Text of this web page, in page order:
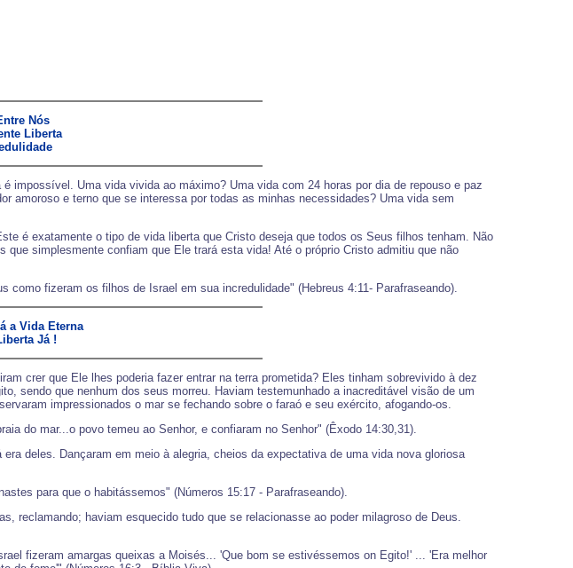
Nós
Liberta
impossível. Uma vida vivida ao máximo? Uma vida com 24 horas por dia de repouso e paz
amoroso e terno que se interessa por todas as minhas necessidades? Uma vida sem
é exatamente o tipo de vida liberta que Cristo deseja que todos os Seus filhos tenham. Não
simplesmente confiam que Ele trará esta vida! Até o próprio Cristo admitiu que não
fizeram os filhos de Israel em sua incredulidade" (Hebreus 4:11- Parafraseando).
a Vida Eterna
Já !
crer que Ele lhes poderia fazer entrar na terra prometida? Eles tinham sobrevivido à dez
sendo que nenhum dos seus morreu. Haviam testemunhado a inacreditável visão de um
impressionados o mar se fechando sobre o faraó e seu exército, afogando-os.
do mar...o povo temeu ao Senhor, e confiaram no Senhor" (Êxodo 14:30,31).
deles. Dançaram em meio à alegria, cheios da expectativa de uma vida nova gloriosa
para que o habitássemos" (Números 15:17 - Parafraseando).
reclamando; haviam esquecido tudo que se relacionasse ao poder milagroso de Deus.
fizeram amargas queixas a Moisés... 'Que bom se estivéssemos on Egito!' ... 'Era melhor